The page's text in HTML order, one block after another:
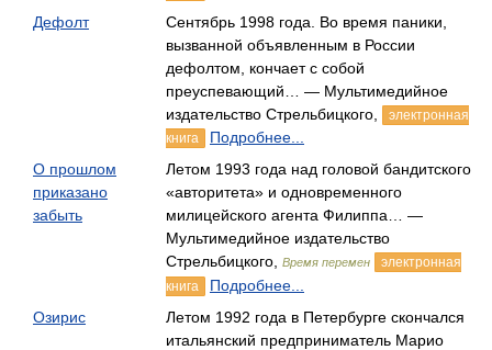
Дефолт
Сентябрь 1998 года. Во время паники,
вызванной объявленным в России
дефолтом, кончает с собой
преуспевающий… — Мультимедийное
издательство Стрельбицкого,
электронная
книга
Подробнее...
О прошлом
приказано
забыть
Летом 1993 года над головой бандитского
«авторитета» и одновременного
милицейского агента Филиппа… —
Мультимедийное издательство
Стрельбицкого,
Время перемен
электронная
книга
Подробнее...
Озирис
Летом 1992 года в Петербурге скончался
итальянский предприниматель Марио